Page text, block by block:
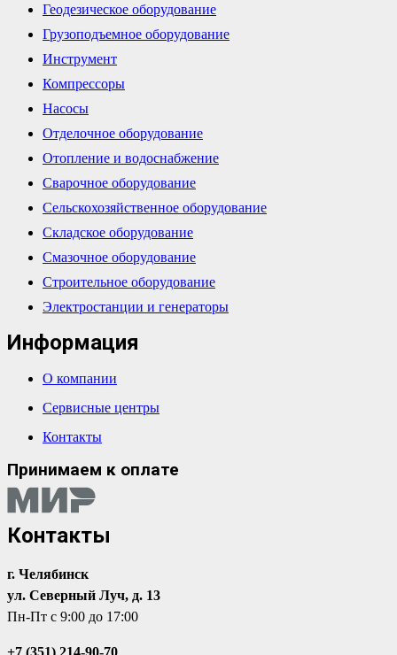
Геодезическое оборудование
Грузоподъемное оборудование
Инструмент
Компрессоры
Насосы
Отделочное оборудование
Отопление и водоснабжение
Сварочное оборудование
Сельскохозяйственное оборудование
Складское оборудование
Смазочное оборудование
Строительное оборудование
Электростанции и генераторы
Информация
О компании
Сервисные центры
Контакты
Принимаем к оплате
Контакты
г. Челябинск
ул. Северный Луч, д. 13
Пн-Пт с 9:00 до 17:00
+7 (351) 214-90-70